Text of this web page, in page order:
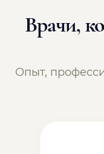
Врачи,
Опыт,